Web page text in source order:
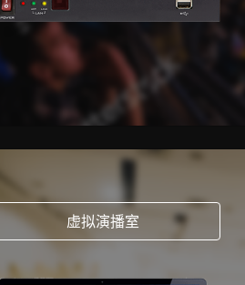
虚拟演播室